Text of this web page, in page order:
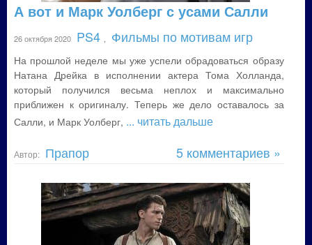
А вот и Марк Уолберг с усами Салли
26 октября 2020 PS4 Фильмы по мотивам игр
На прошлой неделе мы уже успели обрадоваться образу
Натана Дрейка в исполнении актера Тома Холланда,
который получился весьма неплох и максимально
приближен к оригиналу. Теперь же дело оставалось за
Салли, и Марк Уолберг, ... читать дальше
Автор: Прапор 5 комментариев »